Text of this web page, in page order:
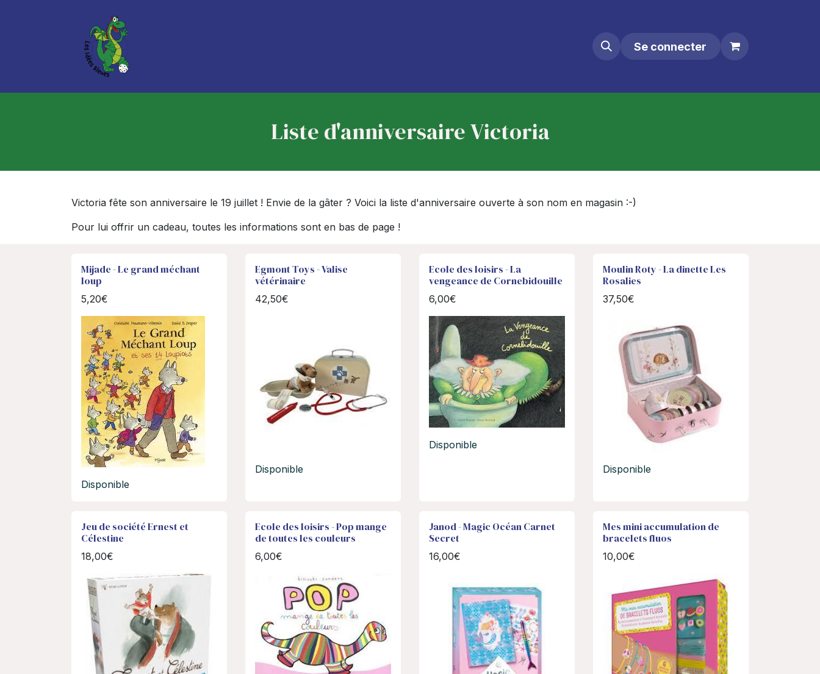
Se connecter
Liste d'anniversaire Victoria
Victoria fête son anniversaire le 19 juillet ! Envie de la gâter ? Voici la liste d'anniversaire ouverte à son nom en magasin :-)
Pour lui offrir un cadeau, toutes les informations sont en bas de page !
Mijade - Le grand méchant
loup
5,20€
Disponible
Egmont Toys - Valise
vétérinaire
42,50€
Disponible
Ecole des loisirs - La
vengeance de Cornebidouille
6,00€
Disponible
Moulin Roty - La dinette Les
Rosalies
37,50€
Disponible
Jeu de société Ernest et
Célestine
18,00€
Ecole des loisirs - Pop mange
de toutes les couleurs
6,00€
Janod - Magic Océan Carnet
Secret
16,00€
Mes mini accumulation de
bracelets fluos
10,00€